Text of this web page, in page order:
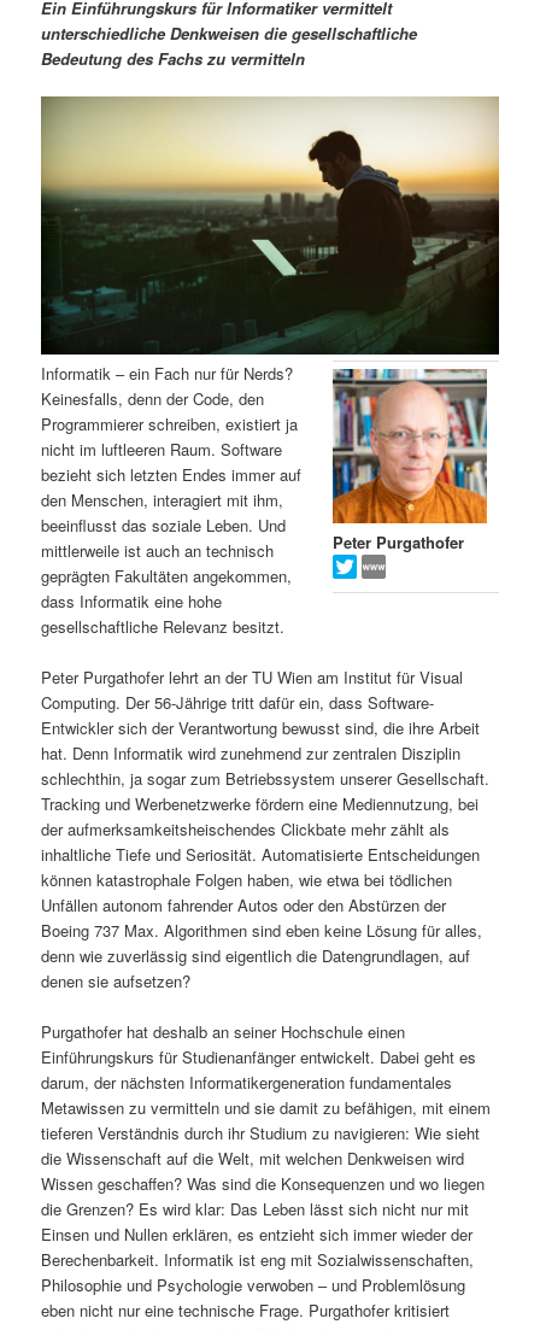
ä
r
n
n
l
t
s
p
r
i
n
g
e
n
n
d
r
n
h
a
l
t
s
p
r
i
n
g
e
n
n
a
v
i
o
Ein Einführungskurs für Informatiker vermittelt
unterschiedliche Denkweisen die gesellschaftliche
Bedeutung des Fachs zu vermitteln
Peter Purgathofer
Informatik – ein Fach nur für Nerds?
Keinesfalls, denn der Code, den
Programmierer schreiben, existiert ja
nicht im luftleeren Raum. Software
bezieht sich letzten Endes immer auf
den Menschen, interagiert mit ihm,
beeinflusst das soziale Leben. Und
mittlerweile ist auch an technisch
geprägten Fakultäten angekommen,
dass Informatik eine hohe
gesellschaftliche Relevanz besitzt.
Peter Purgathofer lehrt an der TU Wien am Institut für Visual
Computing. Der 56-Jährige tritt dafür ein, dass Software-
Entwickler sich der Verantwortung bewusst sind, die ihre Arbeit
hat. Denn Informatik wird zunehmend zur zentralen Disziplin
schlechthin, ja sogar zum Betriebssystem unserer Gesellschaft.
Tracking und Werbenetzwerke fördern eine Mediennutzung, bei
der aufmerksamkeitsheischendes Clickbate mehr zählt als
inhaltliche Tiefe und Seriosität. Automatisierte Entscheidungen
können katastrophale Folgen haben, wie etwa bei tödlichen
Unfällen autonom fahrender Autos oder den Abstürzen der
Boeing 737 Max. Algorithmen sind eben keine Lösung für alles,
denn wie zuverlässig sind eigentlich die Datengrundlagen, auf
denen sie aufsetzen?
Purgathofer hat deshalb an seiner Hochschule einen
Einführungskurs für Studienanfänger entwickelt. Dabei geht es
darum, der nächsten Informatikergeneration fundamentales
Metawissen zu vermitteln und sie damit zu befähigen, mit einem
tieferen Verständnis durch ihr Studium zu navigieren: Wie sieht
die Wissenschaft auf die Welt, mit welchen Denkweisen wird
Wissen geschaffen? Was sind die Konsequenzen und wo liegen
die Grenzen? Es wird klar: Das Leben lässt sich nicht nur mit
Einsen und Nullen erklären, es entzieht sich immer wieder der
Berechenbarkeit. Informatik ist eng mit Sozialwissenschaften,
Philosophie und Psychologie verwoben – und Problemlösung
eben nicht nur eine technische Frage. Purgathofer kritisiert